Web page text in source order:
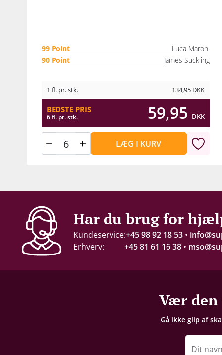
99 Point
Luca Maroni
90 Point
James Suckling
1 fl. pr. stk. 134,95 DKK
BEDSTE PRIS
6 fl. pr. stk. 59,95 DKK
LÆG I KURV
Har du brug for
Kundeservice:+45 98 92 18 53 •
Erhverv:
+45 81 61 16 38 •
Vær
Gå ikke glip af
Dit navn